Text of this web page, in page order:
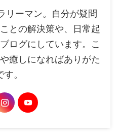
リーマン。自分が疑問
との解決策や、日常起
ログにしています。こ
癒しになればありがた
す。